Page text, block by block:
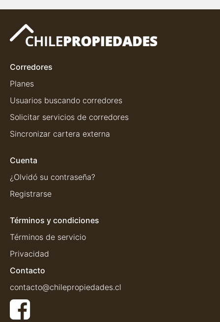
Corredores
Planes
Usuarios buscando corredores
Solicitar servicios de corredores
Sincronizar cartera externa
Cuenta
¿Olvidó su contraseña?
Registrarse
Términos y condiciones
Términos de servicio
Privacidad
Contacto
contacto@chilepropiedades.cl